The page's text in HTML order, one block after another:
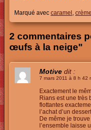
Marqué avec caramel crème
2 commentaires
œufs à la neige"
Motive dit :
7 mars 2011 à 8 h 42
Exactement le
Rians est une très
flottantes
l’achat d’un
De même je
l’ensemble laisse